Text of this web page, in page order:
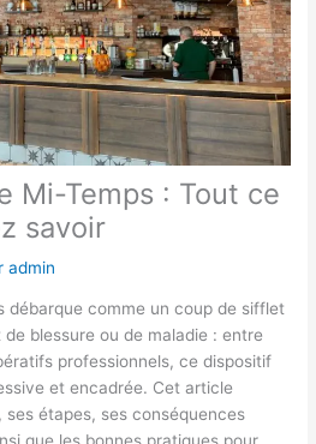
Mi-Temps : Tout ce
savoir
admin
débarque comme un coup de sifflet
blessure ou de maladie : entre
professionnels, ce dispositif
et encadrée. Cet article
étapes, ses conséquences